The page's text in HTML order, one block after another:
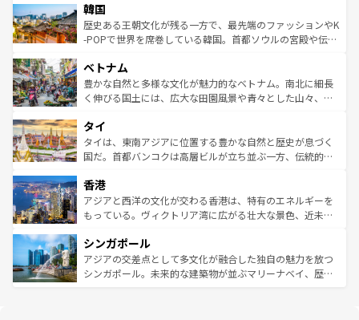
ワイを、存分に味わってほしい。 なお、新着のハワイ情報
はコンテンツ一覧を参照してほしい。
いる。アクティビティも充実しており、サーフィンやダイ
ビング、ハイキングなど、アウトドア好きにはたまらな
い。オーストラリアの多彩な魅力を存分に味わいつくそ
参照してほしい。
ン）、静ひつな山岳地帯である台湾東部など、都市の喧騒
と山間の静けさが共存しており、訪れる人に新しい発見と
驚きをもたらしてくれる。また、奥深い台湾の食文化も魅
容にもいいと評判のスイーツなど、バラエティ豊かな料理
が味わえる。 なお、新着の台湾情報は コンテンツ一覧を参
照してほしい。
韓国
歴史ある王朝文化が残る一方で、最先端のファッションやK
-POPで世界を席巻している韓国。首都ソウルの宮殿や伝統
き、地方に足を延ばせば四季折々の自然美を楽しむことが
できる。そして、キムチや焼肉、絶品のストリートフード
まで、さまざまな韓国料理が待っている。夜には、韓国な
リティに包まれながら、韓国の多彩な魅力を心ゆくまで味
わってみてほしい。 なお、新着の韓国情報はコンテンツ一
覧を参照してほしい。
ベトナム
豊かな自然と多様な文化が魅力的なベトナム。南北に細長
く伸びる国土には、広大な田園風景や青々とした山々、世
急速な発展と共に伝統が息づく。ハノイの古い町並みやホ
ーチミン市のフランス統治時代の建物も、独特の雰囲気を
醸し出している。また、バラエティの豊かさとおいしさで
とつ。フォーやバインミー、ベトナムコーヒーなどは、ぜ
ひ現地で味わいたい。どの地域を訪れてもあたたかい人々
が旅行者を迎えてくれるので、きっと忘れられない旅にな
参照してほしい。
タイ
タイは、東南アジアに位置する豊かな自然と歴史が息づく
国だ。首都バンコクは高層ビルが立ち並ぶ一方、伝統的な
の活気が交差している。北部ではチェンマイなどの山岳地
帯で自然と触れ合い、南部ではプーケットやクラビの美し
いビーチでリゾート気分を楽しむことができる。タイ料理
激する。気候は一年中温暖で、どの季節にも異なる楽しみ
が待っている。親しみやすいタイの人々、仏教を中心とし
た文化、そして多様な観光資源が、訪れる旅人を魅了し続
香港
アジアと西洋の文化が交わる香港は、特有のエネルギーを
もっている。ヴィクトリア湾に広がる壮大な景色、近未来
み、どこを訪れても感動するはず。観光スポットが密集し
ており、効率よく見どころを回れるのも魅力。息をのむよ
うな絶景から文化的な体験まで、香港を存分に楽しみ尽く
シンガポール
アジアの交差点として多文化が融合した独自の魅力を放つ
シンガポール。未来的な建築物が並ぶマリーナベイ、歴史